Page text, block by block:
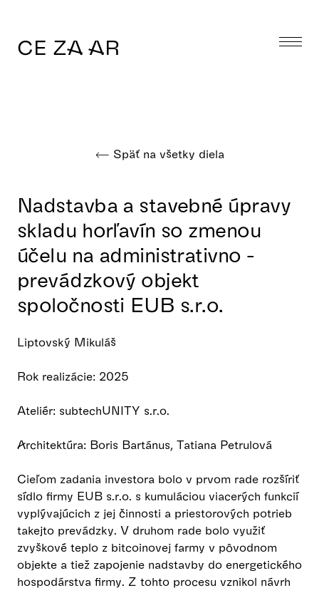
CE ZA AR
Späť na všetky diela
Nadstavba a stavebné úpravy
skladu horľavín so zmenou
účelu na administrativno -
prevádzkový objekt
spoločnosti EUB s.r.o.
Liptovský Mikuláš
Rok realizácie: 2025
Ateliér: subtechUNITY s.r.o.
Architektúra: Boris Bartánus, Tatiana Petrulová
Cieľom zadania investora bolo v prvom rade rozšíriť
sídlo firmy EUB s.r.o. s kumuláciou viacerých funkcií
vyplývajúcich z jej činnosti a priestorových potrieb
takejto prevádzky. V druhom rade bolo využiť
zvyškové teplo z bitcoinovej farmy v pôvodnom
objekte a tiež zapojenie nadstavby do energetického
hospodárstva firmy. Z tohto procesu vznikol návrh